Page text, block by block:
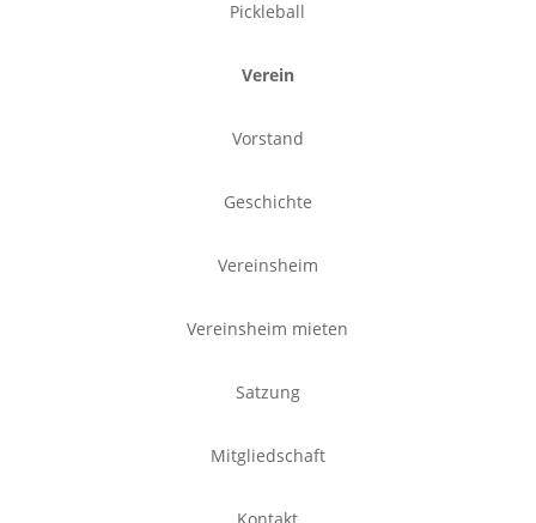
Pickleball
Verein
Vorstand
Geschichte
Vereinsheim
Vereinsheim mieten
Satzung
Mitgliedschaft